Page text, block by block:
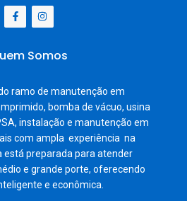
Somos
ramo de manutenção em
bomba de vácuo, usina
instalação e manutenção em
com ampla experiência na
está preparada para atender
e grande porte, oferecendo
e econômica.